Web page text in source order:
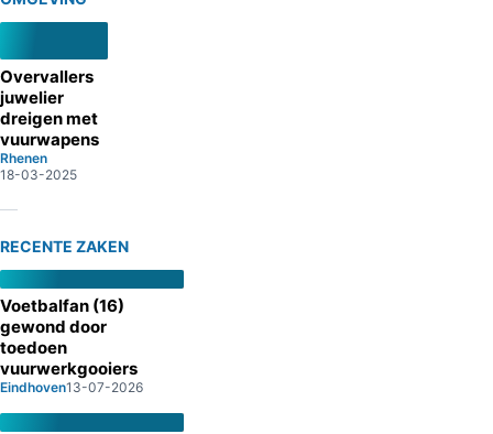
Overvallers
juwelier
dreigen met
vuurwapens
Rhenen
18-03-2025
RECENTE ZAKEN
Voetbalfan (16)
gewond door
toedoen
vuurwerkgooiers
Eindhoven13-07-2026